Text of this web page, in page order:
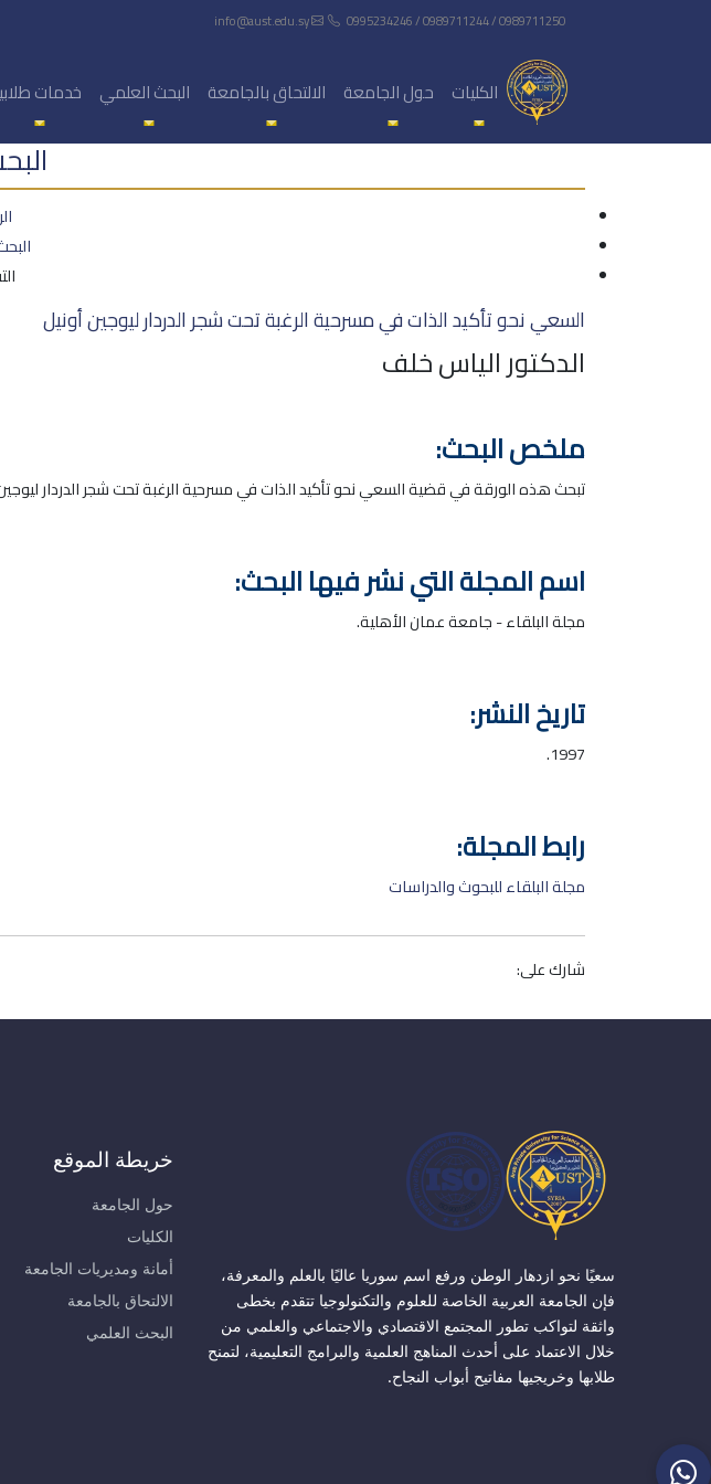
0995234246 / 0989711244 / 0989711250
الكليات حول الجامعة الالتحاق بالجامعة البحث العلمي خدمات
السعي نحو تأكيد الذات في مسرحية الرغبة تحت شجر الدردار ليوجين أونيل
الدكتور الياس خلف
ملخص البحث:
تبحث هذه الورقة في قضية السعي نحو تأكيد الذات في مسرحية الرغبة تحت شجر الدردار
اسم المجلة التي نشر فيها البحث:
مجلة البلقاء - جامعة عمان الأهلية.
تاريخ النشر:
1997.
رابط المجلة:
مجلة البلقاء للبحوث والدراسات
شارك على:
سعيًا نحو ازدهار الوطن ورفع اسم سوريا عاليًا بالعلم والمعرفة،
فإن الجامعة العربية الخاصة للعلوم والتكنولوجيا تتقدم بخطى
واثقة لتواكب تطور المجتمع الاقتصادي والاجتماعي والعلمي من
خلال الاعتماد على أحدث المناهج العلمية والبرامج التعليمية، لتمنح
طلابها وخريجيها مفاتيح أبواب النجاح.
خريطة الموقع
حول الجامعة
الكليات
أمانة ومديريات الجامعة
الالتحاق بالجامعة
البحث العلمي